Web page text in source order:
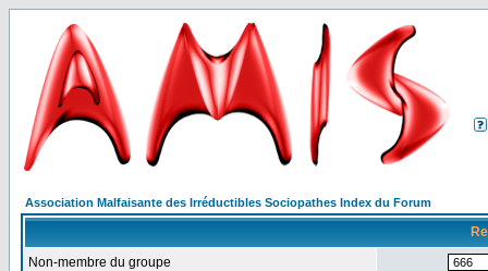
Association Malfaisante des Irréductibles Sociopathes Index du Forum
Non-membre du groupe